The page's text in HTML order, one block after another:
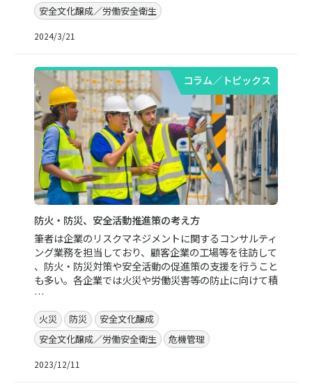
安全文化醸成／労働安全衛生
2024/3/21
コラム／トピックス
防火・防災、安全活動推進策の考え方
筆者は企業のリスクマネジメントに関するコンサルティ
ング業務を担当しており、顧客企業の工場等を往訪して
、防火・防災対策や安全活動の促進策の支援を行うこと
も多い。各企業では火災や労働災害等の防止に向けて積
…
火災 防災
安全文化醸成
安全文化醸成／労働安全衛生
危機管理
2023/12/11